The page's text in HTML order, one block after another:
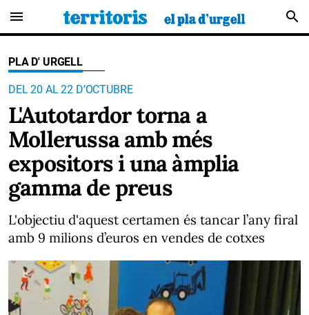
menu search
PLA D' URGELL
DEL 20 AL 22 D’OCTUBRE
L'Autotardor torna a
Mollerussa amb més
expositors i una àmplia
gamma de preus
L'objectiu d'aquest certamen és tancar l’any firal
amb 9 milions d’euros en vendes de cotxes